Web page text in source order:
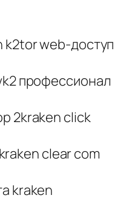
k2tor web-доступ
профессионал
2kraken click
clear com
kraken